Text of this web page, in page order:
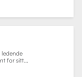
ledende
for sitt